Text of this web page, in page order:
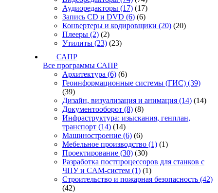
Аудиоредакторы (17) (17)
Запись CD и DVD (6) (6)
Конвертеры и кодировщики (20) (20)
Плееры (2) (2)
Утилиты (23) (23)
САПР
Все программы САПР
Архитектура (6) (6)
Геоинформационные системы (ГИС) (39)
(39)
Дизайн, визуализация и анимация (14) (14)
Документооборот (8) (8)
Инфраструктура: изыскания, генплан,
транспорт (14) (14)
Машиностроение (6) (6)
Мебельное производство (1) (1)
Проектирование (30) (30)
Разработка постпроцессоров для станков с
ЧПУ и CAM-систем (1) (1)
Строительство и пожарная безопасность (42)
(42)